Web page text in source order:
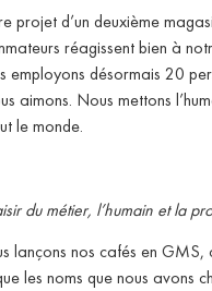
projet d’un deuxième
réagissent bien à
désormais 20
aimons. Nous mettons
le monde.
du métier, l’humain et la
lançons nos cafés en GMS,
les noms que nous avons